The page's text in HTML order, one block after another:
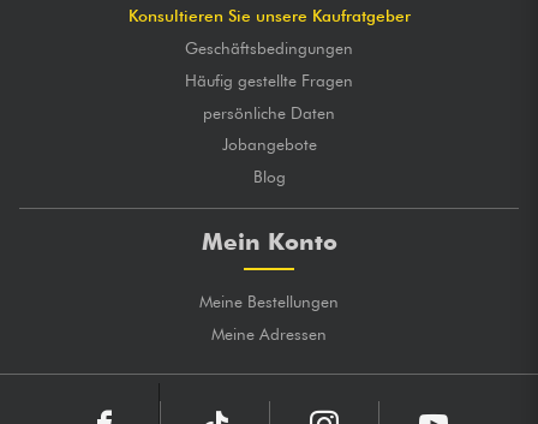
Konsultieren Sie unsere Kaufratgeber
Geschäftsbedingungen
Häufig gestellte Fragen
persönliche Daten
Jobangebote
Blog
Mein Konto
Meine Bestellungen
Meine Adressen